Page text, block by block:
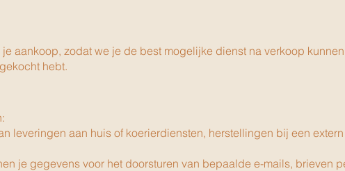
aankoop, zodat we je de best mogelijke dienst na verkoop
hebt.
leveringen aan huis of koerierdiensten, herstellingen bij een
je gegevens voor het doorsturen van bepaalde e-mails, brieven